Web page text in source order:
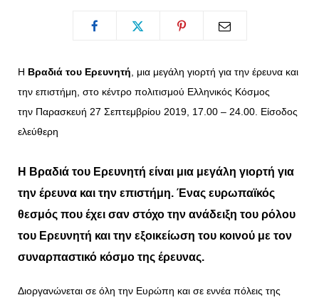
Η Βραδιά του Ερευνητή, μια μεγάλη γιορτή για την έρευνα και
την επιστήμη, στο κέντρο πολιτισμού Ελληνικός Κόσμος
την Παρασκευή 27 Σεπτεμβρίου 2019, 17.00 – 24.00. Είσοδος
ελεύθερη
Η Βραδιά του Ερευνητή είναι μια μεγάλη γιορτή για
την έρευνα και την επιστήμη. Ένας ευρωπαϊκός
θεσμός που έχει σαν στόχο την ανάδειξη του ρόλου
του Ερευνητή και την εξοικείωση του κοινού με τον
συναρπαστικό κόσμο της έρευνας.
Διοργανώνεται σε όλη την Ευρώπη και σε εννέα πόλεις της